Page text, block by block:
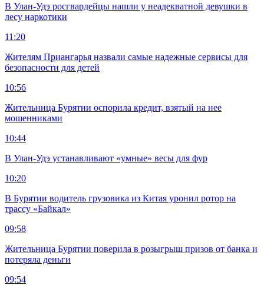
В Улан-Удэ росгвардейцы нашли у неадекватной девушки в
лесу наркотики
11:20
Жителям Приангарья назвали самые надежные сервисы для
безопасности для детей
10:56
Жительница Бурятии оспорила кредит, взятый на нее
мошенниками
10:44
В Улан-Удэ устанавливают «умные» весы для фур
10:20
В Бурятии водитель грузовика из Китая уронил ротор на
трассу «Байкал»
09:58
Жительница Бурятии поверила в розыгрыш призов от банка и
потеряла деньги
09:54